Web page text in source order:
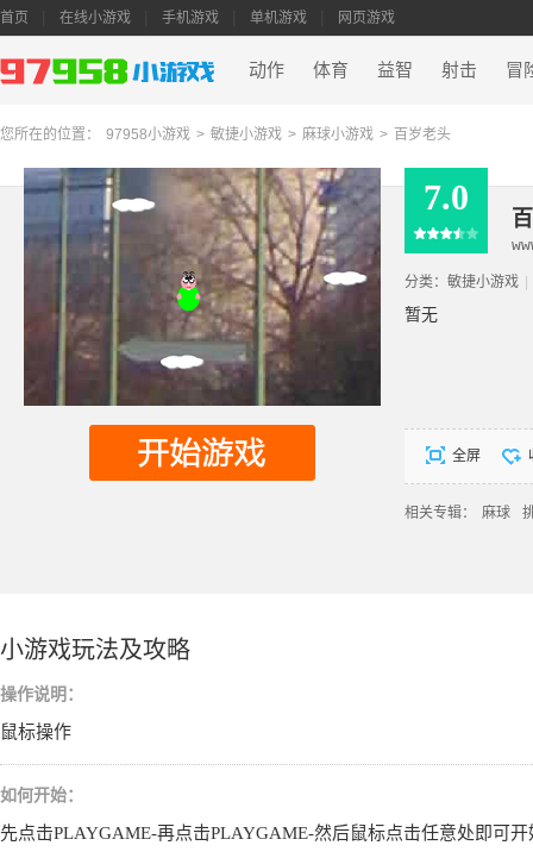
首页 在线小游戏 手机游戏 单机游戏 网页游戏
动作 体育 益智 射击 冒
您所在的位置： 97958小游戏 > 敏捷小游戏 > 麻球小游戏 > 百岁老头
7.0
分类： 敏捷小游戏
暂无
全屏
相关专辑： 麻球
小游戏玩法及攻略
操作说明：
鼠标操作
如何开始：
先点击PLAYGAME-再点击PLAYGAME-然后鼠标点击任意处即可开